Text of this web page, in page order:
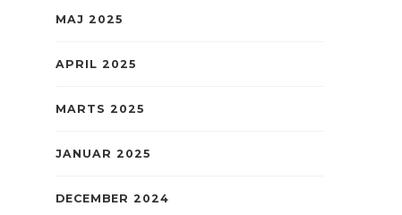
MAJ 2025
APRIL 2025
MARTS 2025
JANUAR 2025
DECEMBER 2024